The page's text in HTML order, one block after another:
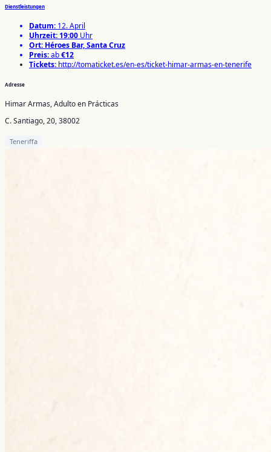
Dienstleistungen
Datum: 12. April
Uhrzeit:19:00 Uhr
Ort: Héroes Bar, Santa Cruz
Preis:ab€12
Tickets: http://tomaticket.es/en-es/ticket-himar-armas-en-tenerife
Adresse
Himar Armas, Adulto en Prácticas
C. Santiago, 20, 38002
Teneriffa